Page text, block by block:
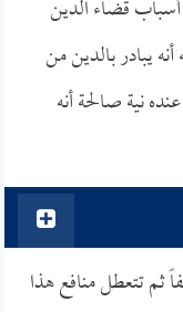
أسباب قضاء الدين
يبادر بالدين من
نية صالحة أنه
ثم تتعطل منافع هذا